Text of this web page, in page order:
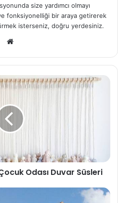
size yardımcı olmayı
fonksiyonelliği bir araya getirerek
isterseniz, doğru yerdesiniz.
sit
esi
Odası Duvar Süsleri